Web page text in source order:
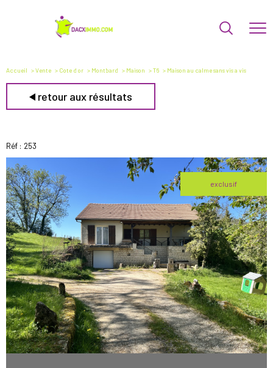
Accueil Vente Cote d or Montbard Maison T6 Maison au calme sans vis a vis
retour aux résultats
Réf : 253
exclusif